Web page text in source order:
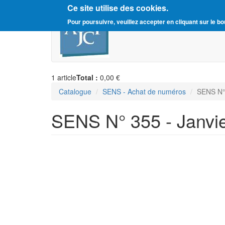
Ce site utilise des cookies.
Pour poursuivre, veuillez accepter en cliquant sur le
Amitié Judéo-Chrétienne
1 articleTotal : 0,00 €
Catalogue
SENS - Achat de numéros SENS
SENS N° 355 -